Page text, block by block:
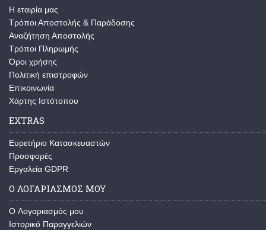
Η εταιρία μας
Τρόποι Αποστολής & Παράδοσης
Αναζήτηση Αποστολής
Τρόποι Πληρωμής
Όροι χρήσης
Πολιτική επιστροφών
Επικοινωνία
Χάρτης Ιστότοπου
EXTRAS
Ευρετήριο Κατασκευαστών
Προσφορές
Εργαλεία GDPR
Ο ΛΟΓΑΡΙΑΣΜΌΣ ΜΟΥ
O Λογαριασμός μου
Ιστορικό Παραγγελιών